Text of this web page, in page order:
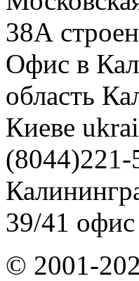
38А
Офис в
область
Киеве
(8044)221-
39/41
© 2001-